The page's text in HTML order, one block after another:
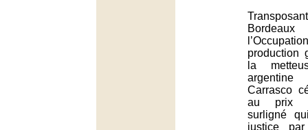
production
la
Carrasco
au prix
surligné
justice